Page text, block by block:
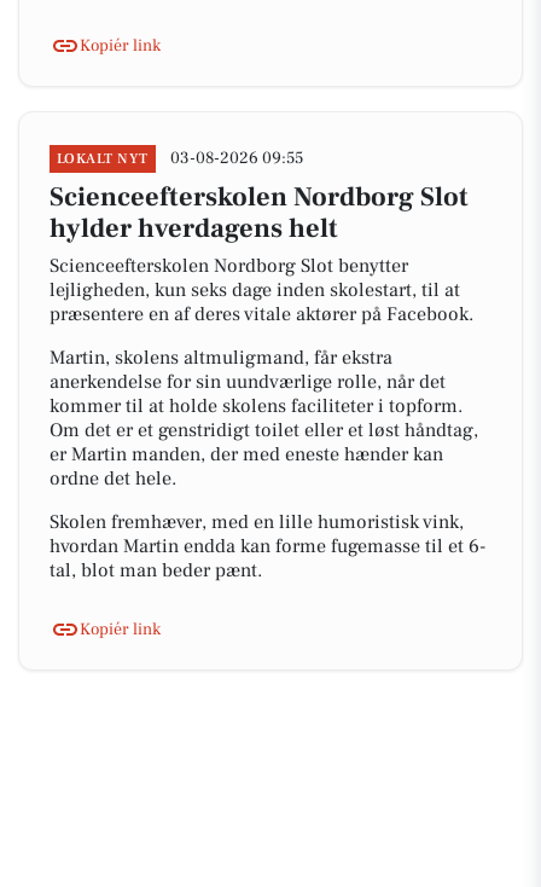
Kopiér link
LOKALT NYT 03-08-2026 09:55
Scienceefterskolen Nordborg Slot
hylder hverdagens helt
Scienceefterskolen Nordborg Slot benytter
lejligheden, kun seks dage inden skolestart, til at
præsentere en af deres vitale aktører på Facebook.
Martin, skolens altmuligmand, får ekstra
anerkendelse for sin uundværlige rolle, når det
kommer til at holde skolens faciliteter i topform.
Om det er et genstridigt toilet eller et løst håndtag,
er Martin manden, der med eneste hænder kan
ordne det hele.
Skolen fremhæver, med en lille humoristisk vink,
hvordan Martin endda kan forme fugemasse til et 6-
tal, blot man beder pænt.
Kopiér link